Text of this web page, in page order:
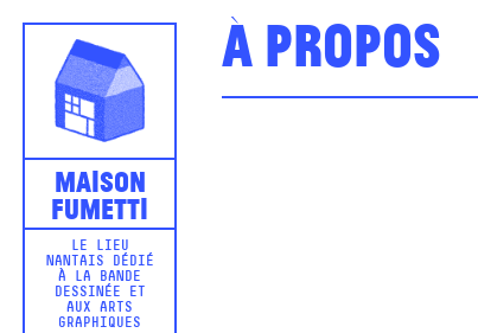
Maison
Fumetti
LE LIEU
NANTAIS DÉDIÉ
À LA BANDE
DESSINÉE ET
AUX ARTS
GRAPHIQUES
À propos